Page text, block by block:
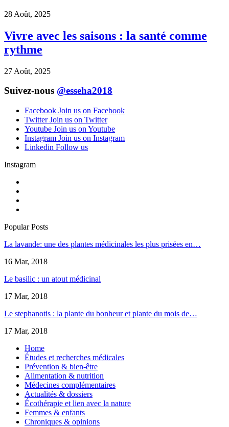
28 Août, 2025
Vivre avec les saisons : la santé comme
rythme
27 Août, 2025
Suivez-nous @esseha2018
Facebook Join us on Facebook
Twitter Join us on Twitter
Youtube Join us on Youtube
Instagram Join us on Instagram
Linkedin Follow us
Instagram
Popular Posts
La lavande: une des plantes médicinales les plus prisées en…
16 Mar, 2018
Le basilic : un atout médicinal
17 Mar, 2018
Le stephanotis : la plante du bonheur et plante du mois de…
17 Mar, 2018
Home
Études et recherches médicales
Prévention & bien-être
Alimentation & nutrition
Médecines complémentaires
Actualités & dossiers
Écothérapie et lien avec la nature
Femmes & enfants
Chroniques & opinions